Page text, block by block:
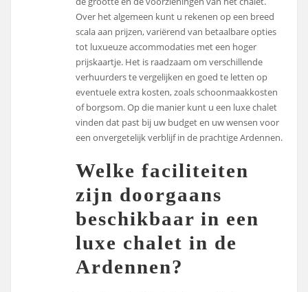
Over het algemeen kunt u rekenen op een breed
scala aan prijzen, variërend van betaalbare opties
tot luxueuze accommodaties met een hoger
prijskaartje. Het is raadzaam om verschillende
verhuurders te vergelijken en goed te letten op
eventuele extra kosten, zoals schoonmaakkosten
of borgsom. Op die manier kunt u een luxe chalet
vinden dat past bij uw budget en uw wensen voor
een onvergetelijk verblijf in de prachtige Ardennen.
Welke faciliteiten
zijn doorgaans
beschikbaar in een
luxe chalet in de
Ardennen?